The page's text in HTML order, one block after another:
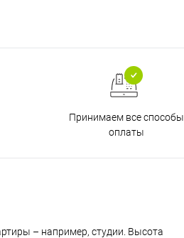
Принимаем все способы
оплаты
– например, студии. Высота